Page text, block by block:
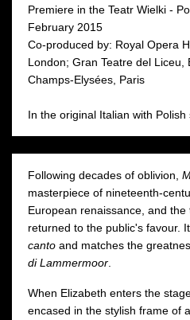
Premiere in the Teatr Wielki -
February 2015
Co-produced by: Royal Opera
London; Gran Teatre del
Champs-Elysées, Paris
In the original Italian with Polish
Following decades of oblivion,
masterpiece of nineteenth-
European renaissance, and
returned to the public's favour.
canto and matches the
di Lammermoor.
When Elizabeth enters the
encased in the stylish frame of